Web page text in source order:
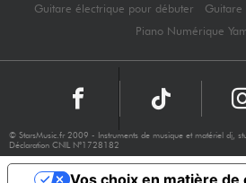
Guitare électrique pour débuter
Guitare
Piano Numérique
© StarsMusic.fr 2009 - Instruments de musique et matériel dj,
Déclaration CNIL N°1728182
Vos choix en matière